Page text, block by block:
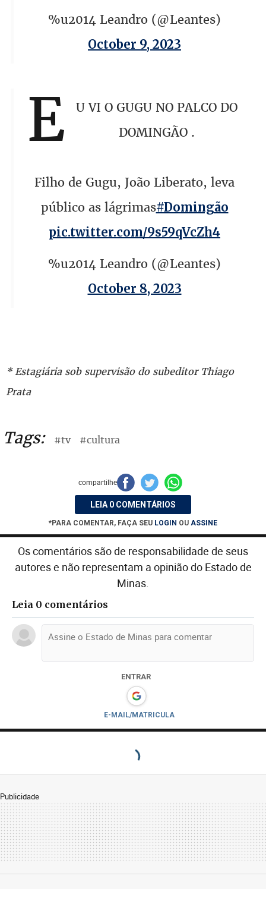
%u2014 Leandro (@Leantes)
October 9, 2023
E
U VI O GUGU NO PALCO DO
DOMINGÃO .
Filho de Gugu, João Liberato, leva
público as lágrimas#Domingão
pic.twitter.com/9s59qVcZh4
%u2014 Leandro (@Leantes)
October 8, 2023
* Estagiária sob supervisão do subeditor Thiago
Prata
Tags: #tv #cultura
compartilhe
LEIA 0 COMENTÁRIOS
*PARA COMENTAR, FAÇA SEU LOGIN OU ASSINE
Os comentários são de responsabilidade de seus
autores e não representam a opinião do Estado de
Minas.
Leia 0 comentários
ENTRAR
E-MAIL/MATRICULA
Publicidade